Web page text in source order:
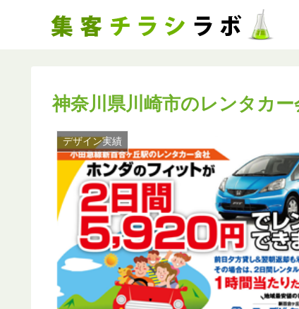
神奈川県川崎市のレンタカ
デザイン実績